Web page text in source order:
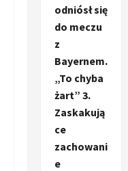
odniósł się
do meczu
z
Bayernem.
„To chyba
żart” 3.
Zaskakują
ce
zachowani
e